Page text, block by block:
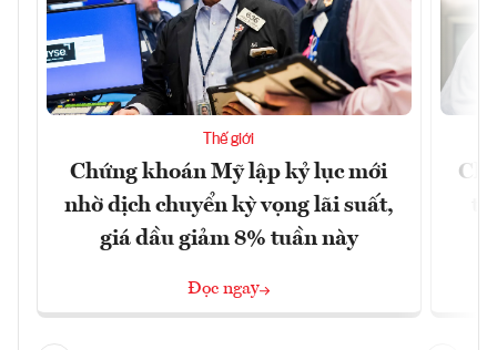
Thế giới
Chứng khoán Mỹ lập kỷ lục mới
nhờ dịch chuyển kỳ vọng lãi suất,
giá dầu giảm 8% tuần này
Đọc ngay